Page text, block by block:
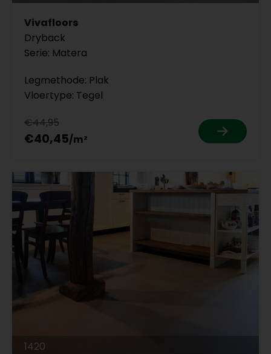
Vivafloors
Dryback
Serie: Matera
Legmethode: Plak
Vloertype: Tegel
€44,95
€40,45
1420